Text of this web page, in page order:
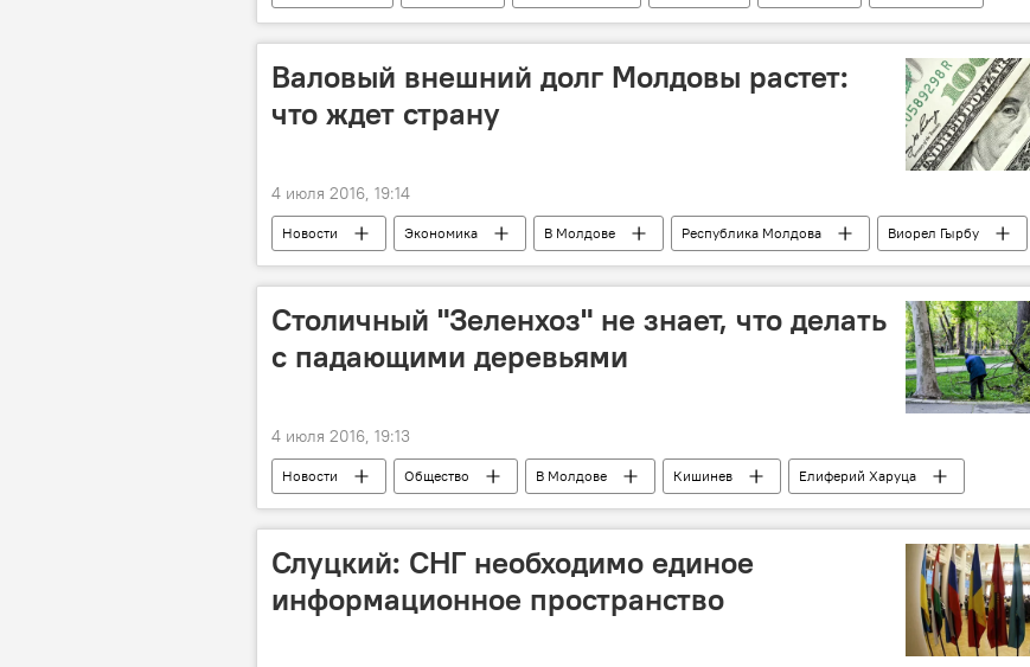
экстрадиция
террорист Михаил Саакашвили теракт
Валовый внешний долг Молдовы растет:
что ждет страну
4 июля 2016, 19:14
Новости Экономика В Молдове Республика Молдова
Виорел Гырбу
Национальный банк Молдовы
Столичный "Зеленхоз" не знает, что делать
с падающими деревьями
4 июля 2016, 19:13
Новости Общество В Молдове Кишинев
Елиферий Харуца
Ассоциация "Зеленого хозяйства"
деревья Погода
Слуцкий: СНГ необходимо единое
информационное пространство